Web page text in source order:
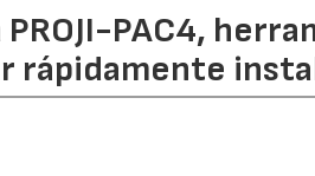
PAC4,
rápidamente